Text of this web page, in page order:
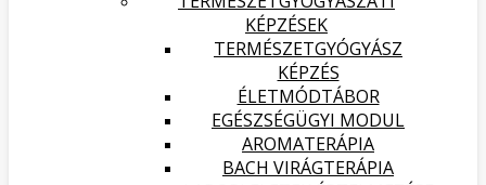
KÉPZÉSEK
TERMÉSZETGYÓGYÁSZ
KÉPZÉS
ÉLETMÓDTÁBOR
EGÉSZSÉGÜGYI MODUL
AROMATERÁPIA
BACH VIRÁGTERÁPIA